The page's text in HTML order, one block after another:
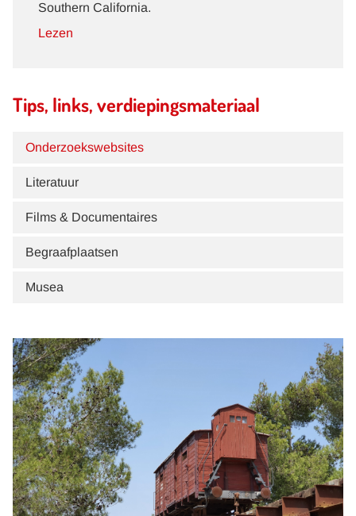
Southern California.
Lezen
Tips, links, verdiepingsmateriaal
Onderzoekswebsites
Literatuur
Films & Documentaires
Begraafplaatsen
Musea